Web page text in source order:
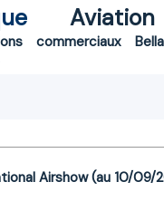
Aviation
commerciaux
Airshow (au 10/09/